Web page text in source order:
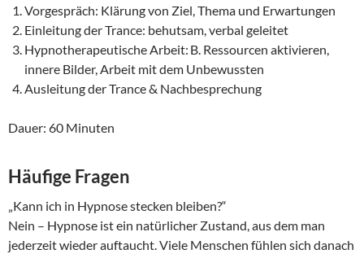
Vorgespräch: Klärung von Ziel, Thema und Erwartungen
Einleitung der Trance: behutsam, verbal geleitet
Hypnotherapeutische Arbeit: B. Ressourcen aktivieren,
innere Bilder, Arbeit mit dem Unbewussten
Ausleitung der Trance & Nachbesprechung
Dauer: 60 Minuten
Häufige Fragen
„Kann ich in Hypnose stecken bleiben?“
Nein – Hypnose ist ein natürlicher Zustand, aus dem man
jederzeit wieder auftaucht. Viele Menschen fühlen sich danach